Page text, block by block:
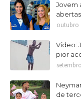
Jovem
outubro
Vídeo:
pior
de